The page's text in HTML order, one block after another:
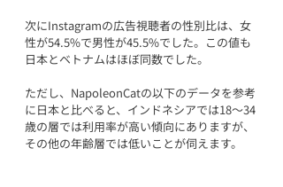
次にInstagramの広告視聴者の性別比は、女
性が54.5%で男性が45.5%でした。この値も
日本とベトナムはほぼ同数でした。
ただし、NapoleonCatの以下のデータを参考
に日本と比べると、インドネシアでは18～34
歳の層では利用率が高い傾向にありますが、
その他の年齢層では低いことが伺えます。